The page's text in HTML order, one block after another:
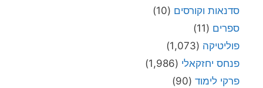
סדנאות וקורסים (10)
ספרים (11)
פוליטיקה (1,073)
פנחס יחזקאלי (1,986)
פרקי לימוד (90)